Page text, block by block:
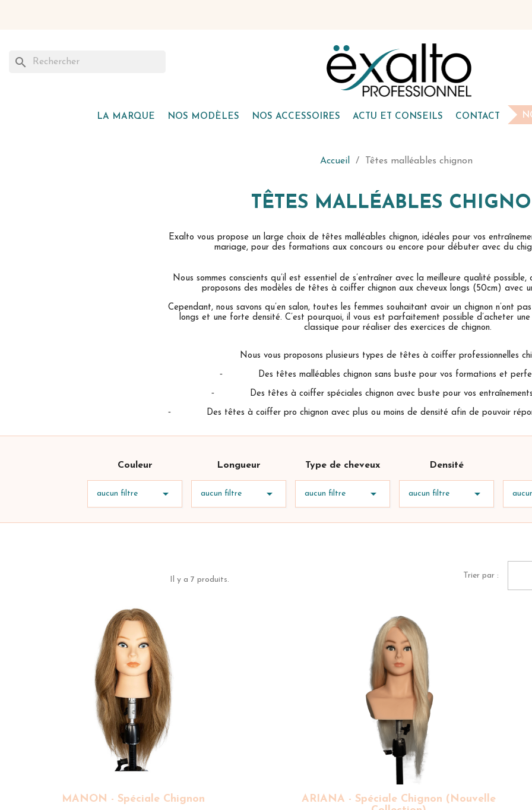
search
LA MARQUE NOS MODÈLES NOS ACCESSOIRES ACTU ET CONSEILS CONTACT
Accueil Têtes malléables chignon
TÊTES MALLÉABLES
Exalto vous propose un large choix de têtes malléables chignon, idéales pour vos
mariage, pour des formations aux concours ou encore pour débuter avec du
Nous sommes conscients qu’il est essentiel de s’entraîner avec la meilleure qualité possible,
proposons des modèles de têtes à coiffer chignon aux cheveux longs (50cm) avec
Cependant, nous savons qu’en salon, toutes les femmes souhaitant avoir un chignon n’ont
longs et une forte densité. C’est pourquoi, il vous est parfaitement possible d’acheter
classique pour réaliser des exercices de chignon.
Nous vous proposons plusieurs types de têtes à coiffer professionnelles
⁃ Des têtes malléables chignon sans buste pour vos formations et
⁃ Des têtes à coiffer spéciales chignon avec buste pour vos entraînements
⁃ Des têtes à coiffer pro chignon avec plus ou moins de densité afin de pouvoir
Couleur
aucun filtre 
Longueur
aucun filtre 
Type de cheveux
aucun filtre 
Densité
aucun filtre 
Il y a 7 produits. Trier par :
MANON - Spéciale Chignon
ARIANA - Spéciale Chignon (nouvelle